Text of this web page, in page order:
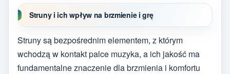
Struny i ich wpływ na brzmienie i grę
Struny są bezpośrednim elementem, z którym
wchodzą w kontakt palce muzyka, a ich jakość ma
fundamentalne znaczenie dla brzmienia i komfortu